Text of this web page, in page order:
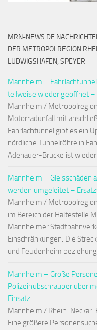
MRN-NEWS.DE
DER METROPOLREGION
LUDWIGSHAFEN, SPEYER
Mannheim –
teilweise wieder geöffnet
Mannheim /
Motorradunfall mit
Fahrlachtunnel gibt es ein
nördliche Tunnelröhre in
Adenauer-Brücke ist
Mannheim – Gleisschäden
werden umgeleitet –
Mannheim /
im Bereich der Haltestelle
Mannheimer
Einschränkungen. Die
und Feudenheim
Mannheim – Große
Polizeihubschrauber über
Einsatz
Mannheim / Rhein-
Eine größere